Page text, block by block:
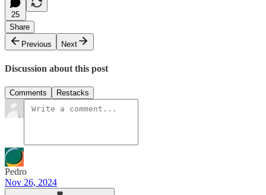
25
Share
Previous
Next
Discussion about this post
Comments Restacks
Pedro
Nov 26, 2024